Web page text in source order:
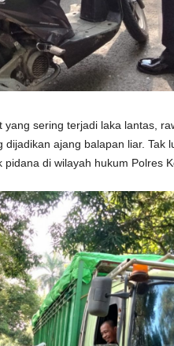
sering terjadi laka lantas,
ajang balapan liar. Tak
di wilayah hukum Polres